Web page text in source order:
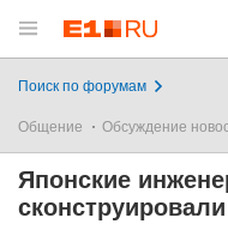
Поиск по форумам
Общение Обсуждение
Японские